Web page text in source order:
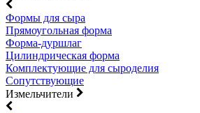
Формы для сыра
Прямоугольная форма
Форма-дуршлаг
Цилиндрическая форма
Комплектующие для сыроделия
Сопутствующие
Измельчители